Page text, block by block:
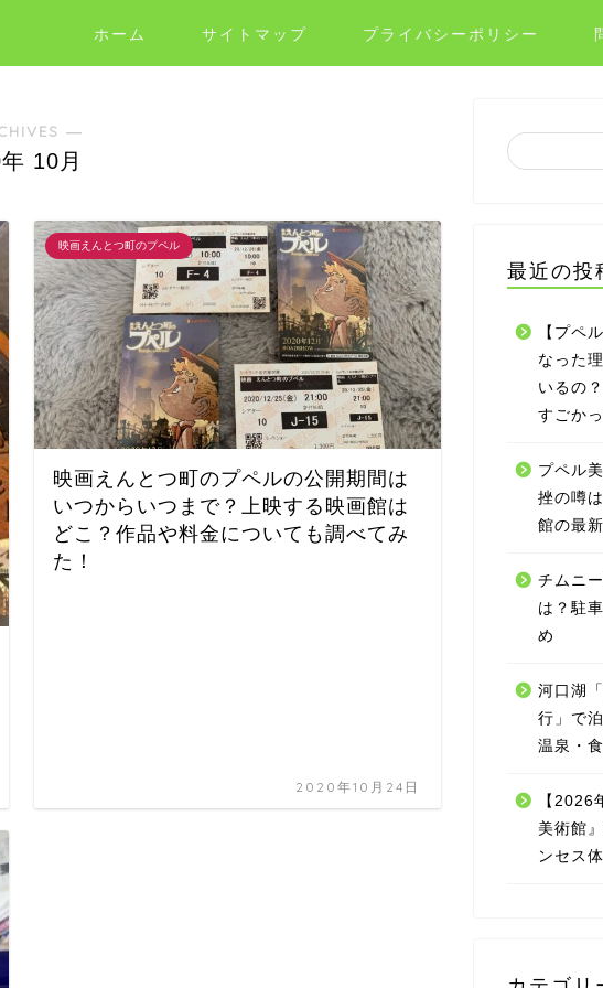
ホーム サイトマップ プライバシーポリシー
―
10月
映画えんとつ町のプペル
映画えんとつ町のプペルの公開期間は
いつからいつまで？上映する映画館は
どこ？作品や料金についても調べてみ
た！
2020年10月24日
最近の投
【プペ
なった
いるの
すごかっ
プペル
挫の噂
館の最
チムニ
は？駐
め
河口湖
行」で
温泉・
【2026
美術館
ンセス